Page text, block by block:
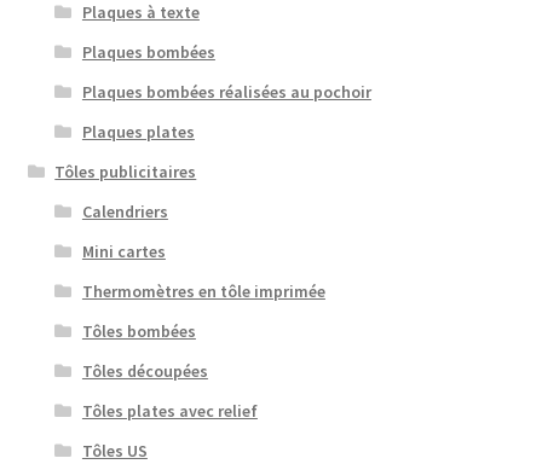
Plaques à texte
Plaques bombées
Plaques bombées réalisées au pochoir
Plaques plates
Tôles publicitaires
Calendriers
Mini cartes
Thermomètres en tôle imprimée
Tôles bombées
Tôles découpées
Tôles plates avec relief
Tôles US